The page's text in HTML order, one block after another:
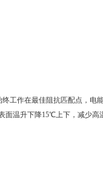
工作在最佳阻抗匹配点，电
面温升下降15℃上下，减少高